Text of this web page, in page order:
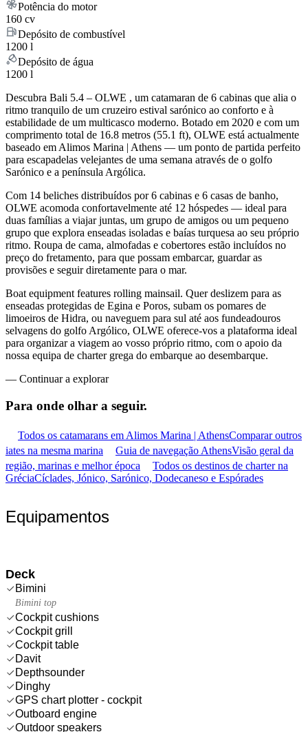
Potência do motor
160 cv
Depósito de combustível
1200 l
Depósito de água
1200 l
Descubra Bali 5.4 – OLWE , um catamaran de 6 cabinas que alia o
ritmo tranquilo de um cruzeiro estival sarónico ao conforto e à
estabilidade de um multicasco moderno. Botado em 2020 e com um
comprimento total de 16.8 metros (55.1 ft), OLWE está actualmente
baseado em Alimos Marina | Athens — um ponto de partida perfeito
para escapadelas velejantes de uma semana através de o golfo
Sarónico e a península Argólica.
Com 14 beliches distribuídos por 6 cabinas e 6 casas de banho,
OLWE acomoda confortavelmente até 12 hóspedes — ideal para
duas famílias a viajar juntas, um grupo de amigos ou um pequeno
grupo que explora enseadas isoladas e baías turquesa ao seu próprio
ritmo. Roupa de cama, almofadas e cobertores estão incluídos no
preço do fretamento, para que possam embarcar, guardar as
provisões e seguir diretamente para o mar.
Boat equipment features rolling mainsail. Quer deslizem para as
enseadas protegidas de Egina e Poros, subam os pomares de
limoeiros de Hidra, ou naveguem para sul até aos fundeadouros
selvagens do golfo Argólico, OLWE oferece-vos a plataforma ideal
para organizar a viagem ao vosso próprio ritmo, com o apoio da
nossa equipa de charter grega do embarque ao desembarque.
— Continuar a explorar
Para onde olhar a seguir.
Todos os catamarans em Alimos Marina | AthensComparar outros
iates na mesma marina
Guia de navegação AthensVisão geral da
região, marinas e melhor época
Todos os destinos de charter na
GréciaCíclades, Jónico, Sarónico, Dodecaneso e Espórades
Equipamentos
Deck
Bimini
Bimini top
Cockpit cushions
Cockpit grill
Cockpit table
Davit
Depthsounder
Dinghy
GPS chart plotter - cockpit
Outboard engine
Outdoor speakers